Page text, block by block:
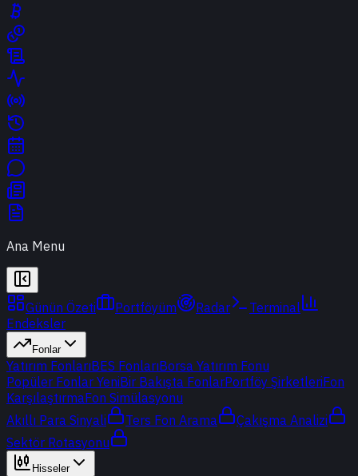
Ana Menu
Günün Özeti Portföyüm Radar
Terminal
Endeksler
Fonlar
Yatırım FonlarıBES FonlarıBorsa Yatırım Fonu
Popüler Fonlar YeniBir Bakışta FonlarPortföy ŞirketleriFon
KarşılaştırmaFon Simülasyonu
Akıllı Para Sinyali
Ters Fon Arama
Çakışma Analizi
Sektör Rotasyonu
Hisseler